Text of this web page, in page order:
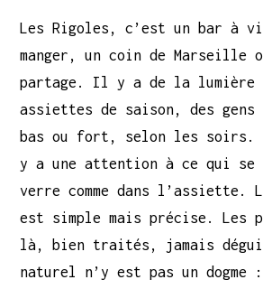
Les Rigoles, c’est un bar à
manger, un coin de Marseille
partage. Il y a de la lumière
assiettes de saison, des
bas ou fort, selon les
y a une attention à ce qui se
verre comme dans l’assiette.
est simple mais précise. Les
là, bien traités, jamais
naturel n’y est pas un